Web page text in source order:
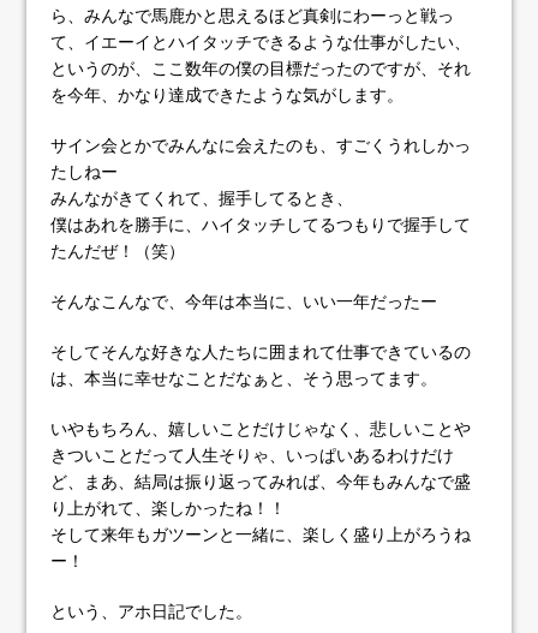
ら、みんなで馬鹿かと思えるほど真剣にわーっと戦っ
て、イエーイとハイタッチできるような仕事がしたい、
というのが、ここ数年の僕の目標だったのですが、それ
を今年、かなり達成できたような気がします。
サイン会とかでみんなに会えたのも、すごくうれしかっ
たしねー
みんながきてくれて、握手してるとき、
僕はあれを勝手に、ハイタッチしてるつもりで握手して
たんだぜ！（笑）
そんなこんなで、今年は本当に、いい一年だったー
そしてそんな好きな人たちに囲まれて仕事できているの
は、本当に幸せなことだなぁと、そう思ってます。
いやもちろん、嬉しいことだけじゃなく、悲しいことや
きついことだって人生そりゃ、いっぱいあるわけだけ
ど、まあ、結局は振り返ってみれば、今年もみんなで盛
り上がれて、楽しかったね！！
そして来年もガツーンと一緒に、楽しく盛り上がろうね
ー！
という、アホ日記でした。